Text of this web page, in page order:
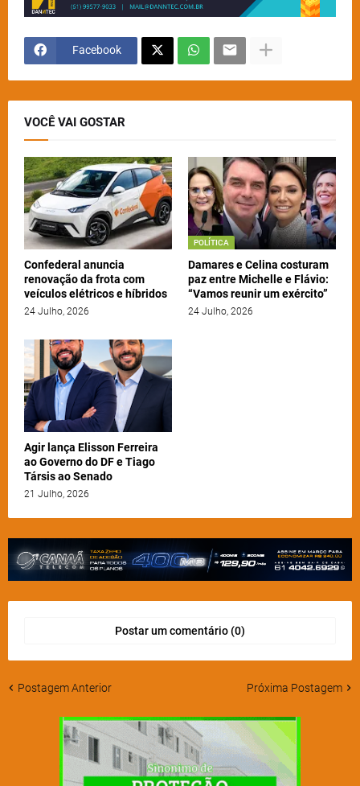
Facebook
VOCÊ VAI GOSTAR
Confederal anuncia
renovação da frota com
veículos elétricos e híbridos
24 Julho, 2026
POLÍTICA
Damares e Celina costuram
paz entre Michelle e Flávio:
“Vamos reunir um exército”
24 Julho, 2026
Agir lança Elisson Ferreira
ao Governo do DF e Tiago
Társis ao Senado
21 Julho, 2026
Postar um comentário (0)
Postagem Anterior Próxima Postagem